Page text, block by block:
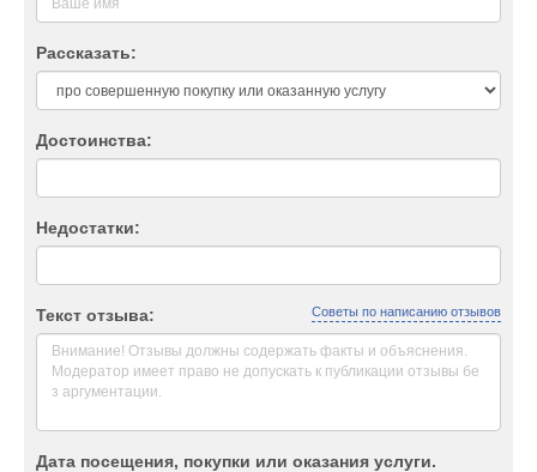
Рассказать:
Достоинства:
Недостатки:
Текст отзыва: Советы по написанию отзывов
Дата посещения, покупки или оказания услуги.